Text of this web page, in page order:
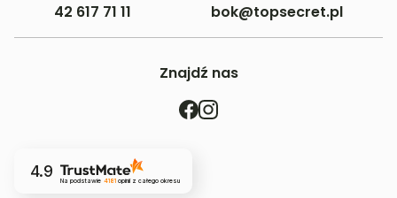
42 617 71 11 bok@topsecret.pl
Znajdź nas
4.9
Na podstawie 4181opinii z całego okresu